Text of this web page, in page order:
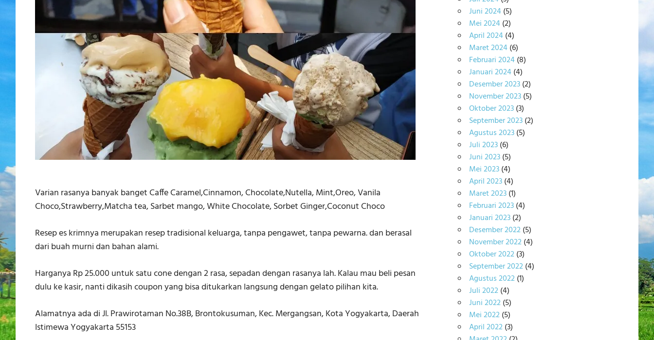
Varian rasanya banyak banget Caffe Caramel,Cinnamon, Chocolate,Nutella, Mint,Oreo, Vanila
Choco,Strawberry,Matcha tea, Sarbet mango, White Chocolate, Sorbet Ginger,Coconut Choco
Resep es krimnya merupakan resep tradisional keluarga, tanpa pengawet, tanpa pewarna. dan berasal
dari buah murni dan bahan alami.
Harganya Rp 25.000 untuk satu cone dengan 2 rasa, sepadan dengan rasanya lah. Kalau mau beli pesan
dulu ke kasir, nanti dikasih coupon yang bisa ditukarkan langsung dengan gelato pilihan kita.
Alamatnya ada di Jl. Prawirotaman No.38B, Brontokusuman, Kec. Mergangsan, Kota Yogyakarta, Daerah
Istimewa Yogyakarta 55153
Juni 2024(5)
Mei 2024(2)
April 2024(4)
Maret 2024(6)
Februari 2024(8)
Januari 2024(4)
Desember 2023(2)
November 2023(5)
Oktober 2023(3)
September 2023(2)
Agustus 2023(5)
Juli 2023(6)
Juni 2023(5)
Mei 2023(4)
April 2023(4)
Maret 2023(1)
Februari 2023(4)
Januari 2023(2)
Desember 2022(5)
November 2022(4)
Oktober 2022(3)
September 2022(4)
Agustus 2022(1)
Juli 2022(4)
Juni 2022(5)
Mei 2022(5)
April 2022(3)